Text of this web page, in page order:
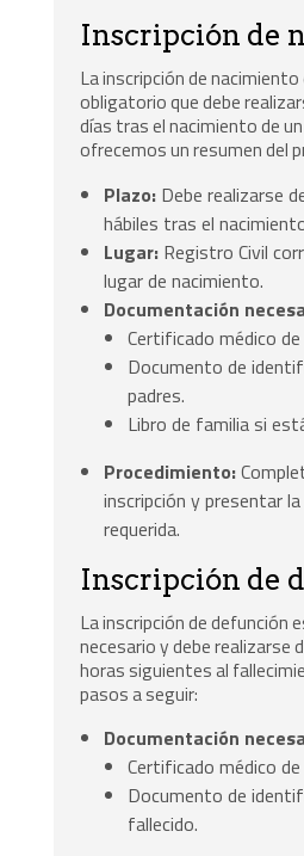
Inscripción de
La inscripción de
obligatorio que debe
días tras el nacimiento de
ofrecemos un resumen del
Plazo: Debe realizarse
hábiles tras el
Lugar: Registro Civil
lugar de nacimiento.
Documentación
Certificado médico
Documento de
padres.
Libro de familia si
Procedimiento:
inscripción y presentar
requerida.
Inscripción de
La inscripción de defunción
necesario y debe realizarse
horas siguientes al
pasos a seguir:
Documentación
Certificado médico
Documento de
fallecido.